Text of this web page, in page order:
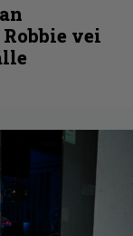
vei